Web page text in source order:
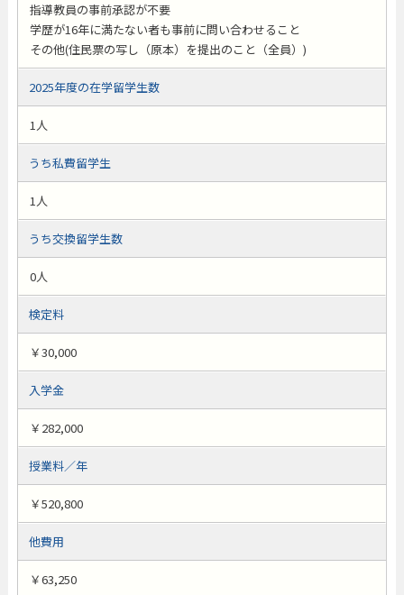
指導教員の事前承認が不要
学歴が16年に満たない者も事前に問い合わせること
その他(住民票の写し（原本）を提出のこと（全員）)
2025年度の在学留学生数
1人
うち私費留学生
1人
うち交換留学生数
0人
検定料
￥30,000
入学金
￥282,000
授業料／年
￥520,800
他費用
￥63,250